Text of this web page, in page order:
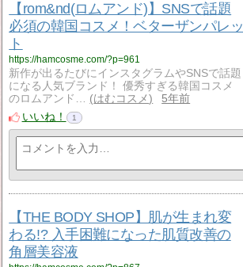
【rom&nd(ロムアンド)】SNSで話題
必須の韓国コスメ！ベターザンパレッ
ト
https://hamcosme.com/?p=961
新作が出るたびにインスタグラムやSNSで話題
になる人気ブランド！ 優秀すぎる韓国コスメ
のロムアンド…
はむコスメ
5年前
いいね！
1
【THE BODY SHOP】肌が生まれ変
わる!? 入手困難になった肌質改善の
角層美容液